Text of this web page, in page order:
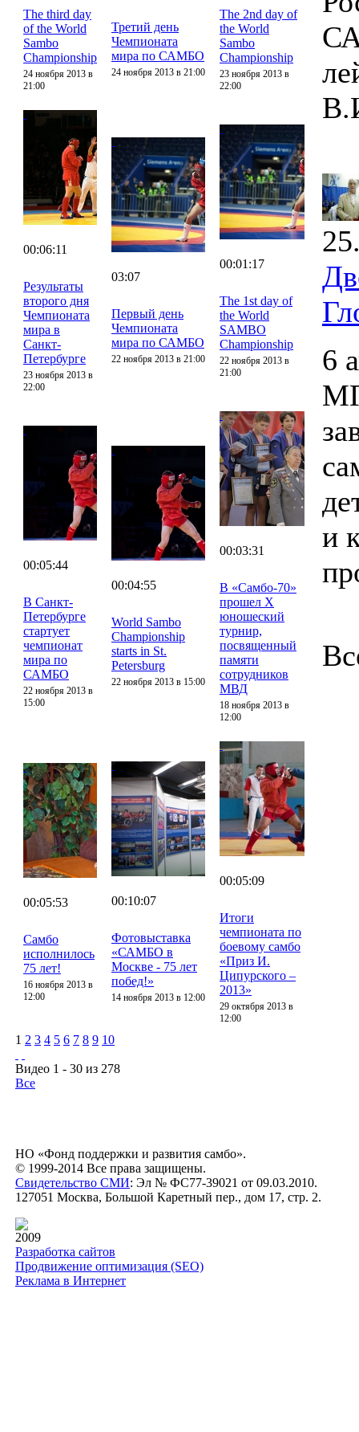
The third day
of the World
Sambo
Championship
24 ноября 2013 в
21:00
Третий день
Чемпионата
мира по САМБО
24 ноября 2013 в 21:00
The 2nd day of
the World
Sambo
Championship
23 ноября 2013 в
22:00
00:06:11
Результаты
второго дня
Чемпионата
мира в
Санкт-
Петербурге
23 ноября 2013 в
22:00
03:07
Первый день
Чемпионата
мира по САМБО
22 ноября 2013 в 21:00
00:01:17
The 1st day of
the World
SAMBO
Championship
22 ноября 2013 в
21:00
00:05:44
В Санкт-
Петербурге
стартует
чемпионат
мира по
САМБО
22 ноября 2013 в
15:00
00:04:55
World Sambo
Championship
starts in St.
Petersburg
22 ноября 2013 в 15:00
00:03:31
В «Самбо-70»
прошел X
юношеский
турнир,
посвященный
памяти
сотрудников
МВД
18 ноября 2013 в
12:00
00:05:53
Самбо
исполнилось
75 лет!
16 ноября 2013 в
12:00
00:10:07
Фотовыставка
«САМБО в
Москве - 75 лет
побед!»
14 ноября 2013 в 12:00
00:05:09
Итоги
чемпионата по
боевому самбо
«Приз И.
Ципурского –
2013»
29 октября 2013 в
12:00
1 2 3 4 5 6 7 8 9 10
Видео 1 - 30 из 278
Все
6
и
НО «Фонд поддержки и развития самбо».
© 1999-2014 Все права защищены.
Свидетельство СМИ: Эл № ФС77-39021 от 09.03.2010.
127051 Москва, Большой Каретный пер., дом 17, стр. 2.
2009
Разработка сайтов
Продвижение оптимизация (SEO)
Реклама в Интернет